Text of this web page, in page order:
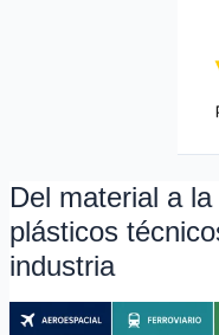
Del material a
plásticos
industria
Del
material
a
la
solución:
cómo